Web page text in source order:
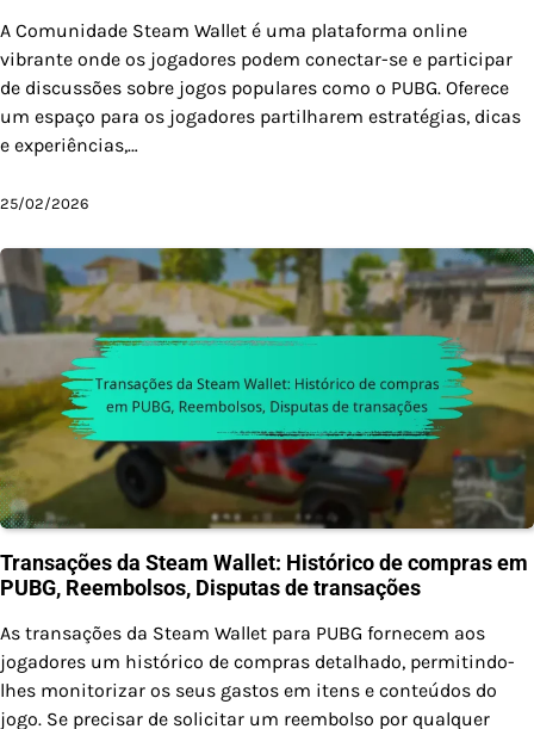
A Comunidade Steam Wallet é uma plataforma online
vibrante onde os jogadores podem conectar-se e participar
de discussões sobre jogos populares como o PUBG. Oferece
um espaço para os jogadores partilharem estratégias, dicas
e experiências,…
25/02/2026
Transações da Steam Wallet: Histórico de compras em
PUBG, Reembolsos, Disputas de transações
As transações da Steam Wallet para PUBG fornecem aos
jogadores um histórico de compras detalhado, permitindo-
lhes monitorizar os seus gastos em itens e conteúdos do
jogo. Se precisar de solicitar um reembolso por qualquer